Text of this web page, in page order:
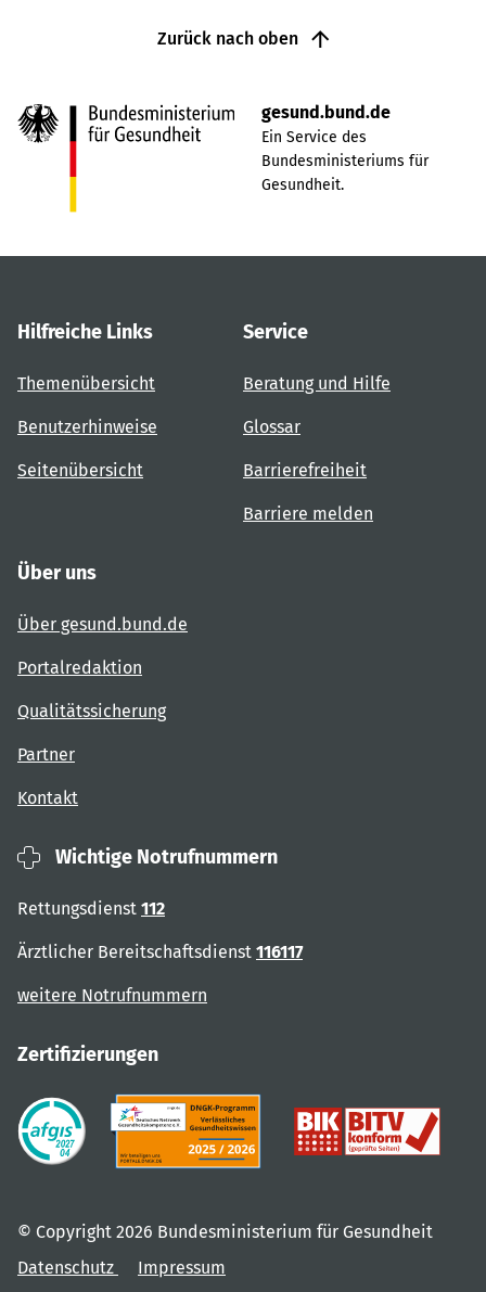
Zurück nach oben
gesund.bund.de
Ein Service des
Bundesministeriums für
Gesundheit.
Hilfreiche Links
Themenübersicht
Benutzerhinweise
Seitenübersicht
Service
Beratung und Hilfe
Glossar
Barrierefreiheit
Barriere melden
Über uns
Über gesund.bund.de
Portalredaktion
Qualitätssicherung
Partner
Kontakt
Wichtige Notrufnummern
Rettungsdienst 112
Ärztlicher Bereitschaftsdienst 116117
weitere Notrufnummern
Zertifizierungen
© Copyright 2026 Bundesministerium für Gesundheit
Datenschutz
Impressum